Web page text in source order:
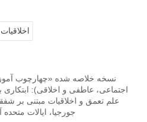
اخلاقیات
نسخه خلاصه شده «چهارچوب
اجتماعی، عاطفی و اخلاقی):
علم تعمق و اخلاقیات مبتنی بر
جورجیا، ایالات متحده